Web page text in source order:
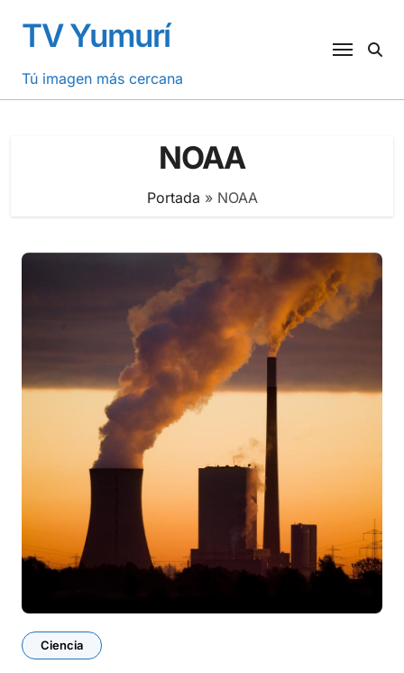
contenido
TV Yumurí
Tú imagen más cercana
NOAA
Portada » NOAA
Ciencia